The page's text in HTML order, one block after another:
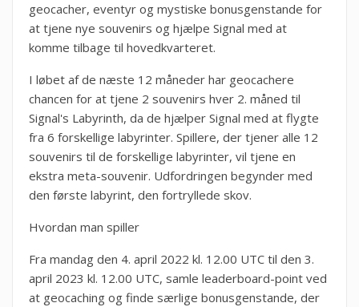
geocacher, eventyr og mystiske bonusgenstande for
at tjene nye souvenirs og hjælpe Signal med at
komme tilbage til hovedkvarteret.
I løbet af de næste 12 måneder har geocachere
chancen for at tjene 2 souvenirs hver 2. måned til
Signal's Labyrinth, da de hjælper Signal med at flygte
fra 6 forskellige labyrinter. Spillere, der tjener alle 12
souvenirs til de forskellige labyrinter, vil tjene en
ekstra meta-souvenir. Udfordringen begynder med
den første labyrint, den fortryllede skov.
Hvordan man spiller
Fra mandag den 4. april 2022 kl. 12.00 UTC til den 3.
april 2023 kl. 12.00 UTC, samle leaderboard-point ved
at geocaching og finde særlige bonusgenstande, der